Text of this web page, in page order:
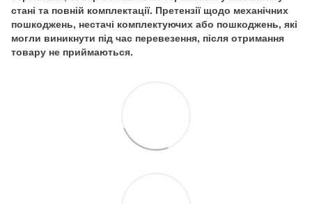
стані та повній комплектації. Претензії щодо механічних
пошкоджень, нестачі комплектуючих або пошкоджень, які
могли виникнути під час перевезення, після отримання
товару не приймаються.